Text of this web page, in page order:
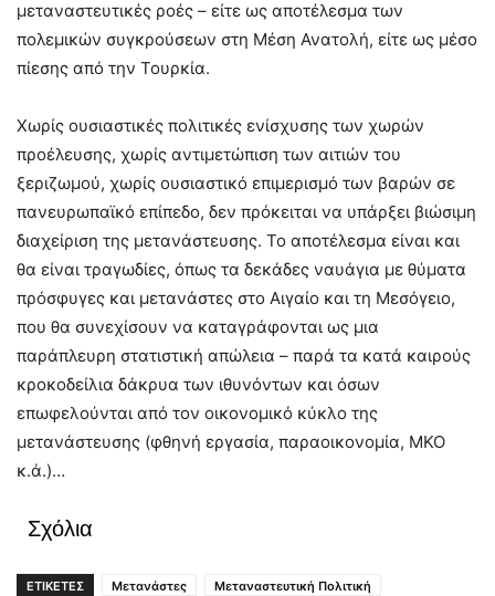
μεταναστευτικές ροές – είτε ως αποτέλεσμα των
πολεμικών συγκρούσεων στη Μέση Ανατολή, είτε ως μέσο
πίεσης από την Τουρκία.
Χωρίς ουσιαστικές πολιτικές ενίσχυσης των χωρών
προέλευσης, χωρίς αντιμετώπιση των αιτιών του
ξεριζωμού, χωρίς ουσιαστικό επιμερισμό των βαρών σε
πανευρωπαϊκό επίπεδο, δεν πρόκειται να υπάρξει βιώσιμη
διαχείριση της μετανάστευσης. Το αποτέλεσμα είναι και
θα είναι τραγωδίες, όπως τα δεκάδες ναυάγια με θύματα
πρόσφυγες και μετανάστες στο Αιγαίο και τη Μεσόγειο,
που θα συνεχίσουν να καταγράφονται ως μια
παράπλευρη στατιστική απώλεια – παρά τα κατά καιρούς
κροκοδείλια δάκρυα των ιθυνόντων και όσων
επωφελούνται από τον οικονομικό κύκλο της
μετανάστευσης (φθηνή εργασία, παραοικονομία, ΜΚΟ
κ.ά.)…
Σχόλια
ΕΤΙΚΕΤΕΣ Μετανάστες
Μεταναστευτική Πολιτική